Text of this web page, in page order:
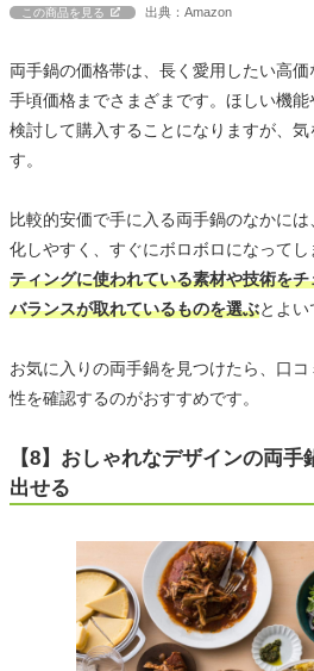
この商品を見る 出典：Amazon
両手鍋の価格帯は、長く愛用したい高
手頃価格までさまざまです。ほしい機
検討して購入することになりますが、
す。
比較的安価で手に入る両手鍋のなかに
化しやすく、すぐにボロボロになってし
ティングに使われている素材や技術を
バランスが取れているものを選ぶとよい
お気に入りの両手鍋を見つけたら、口
性を確認するのがおすすめです。
【8】おしゃれなデザインの両
出せる